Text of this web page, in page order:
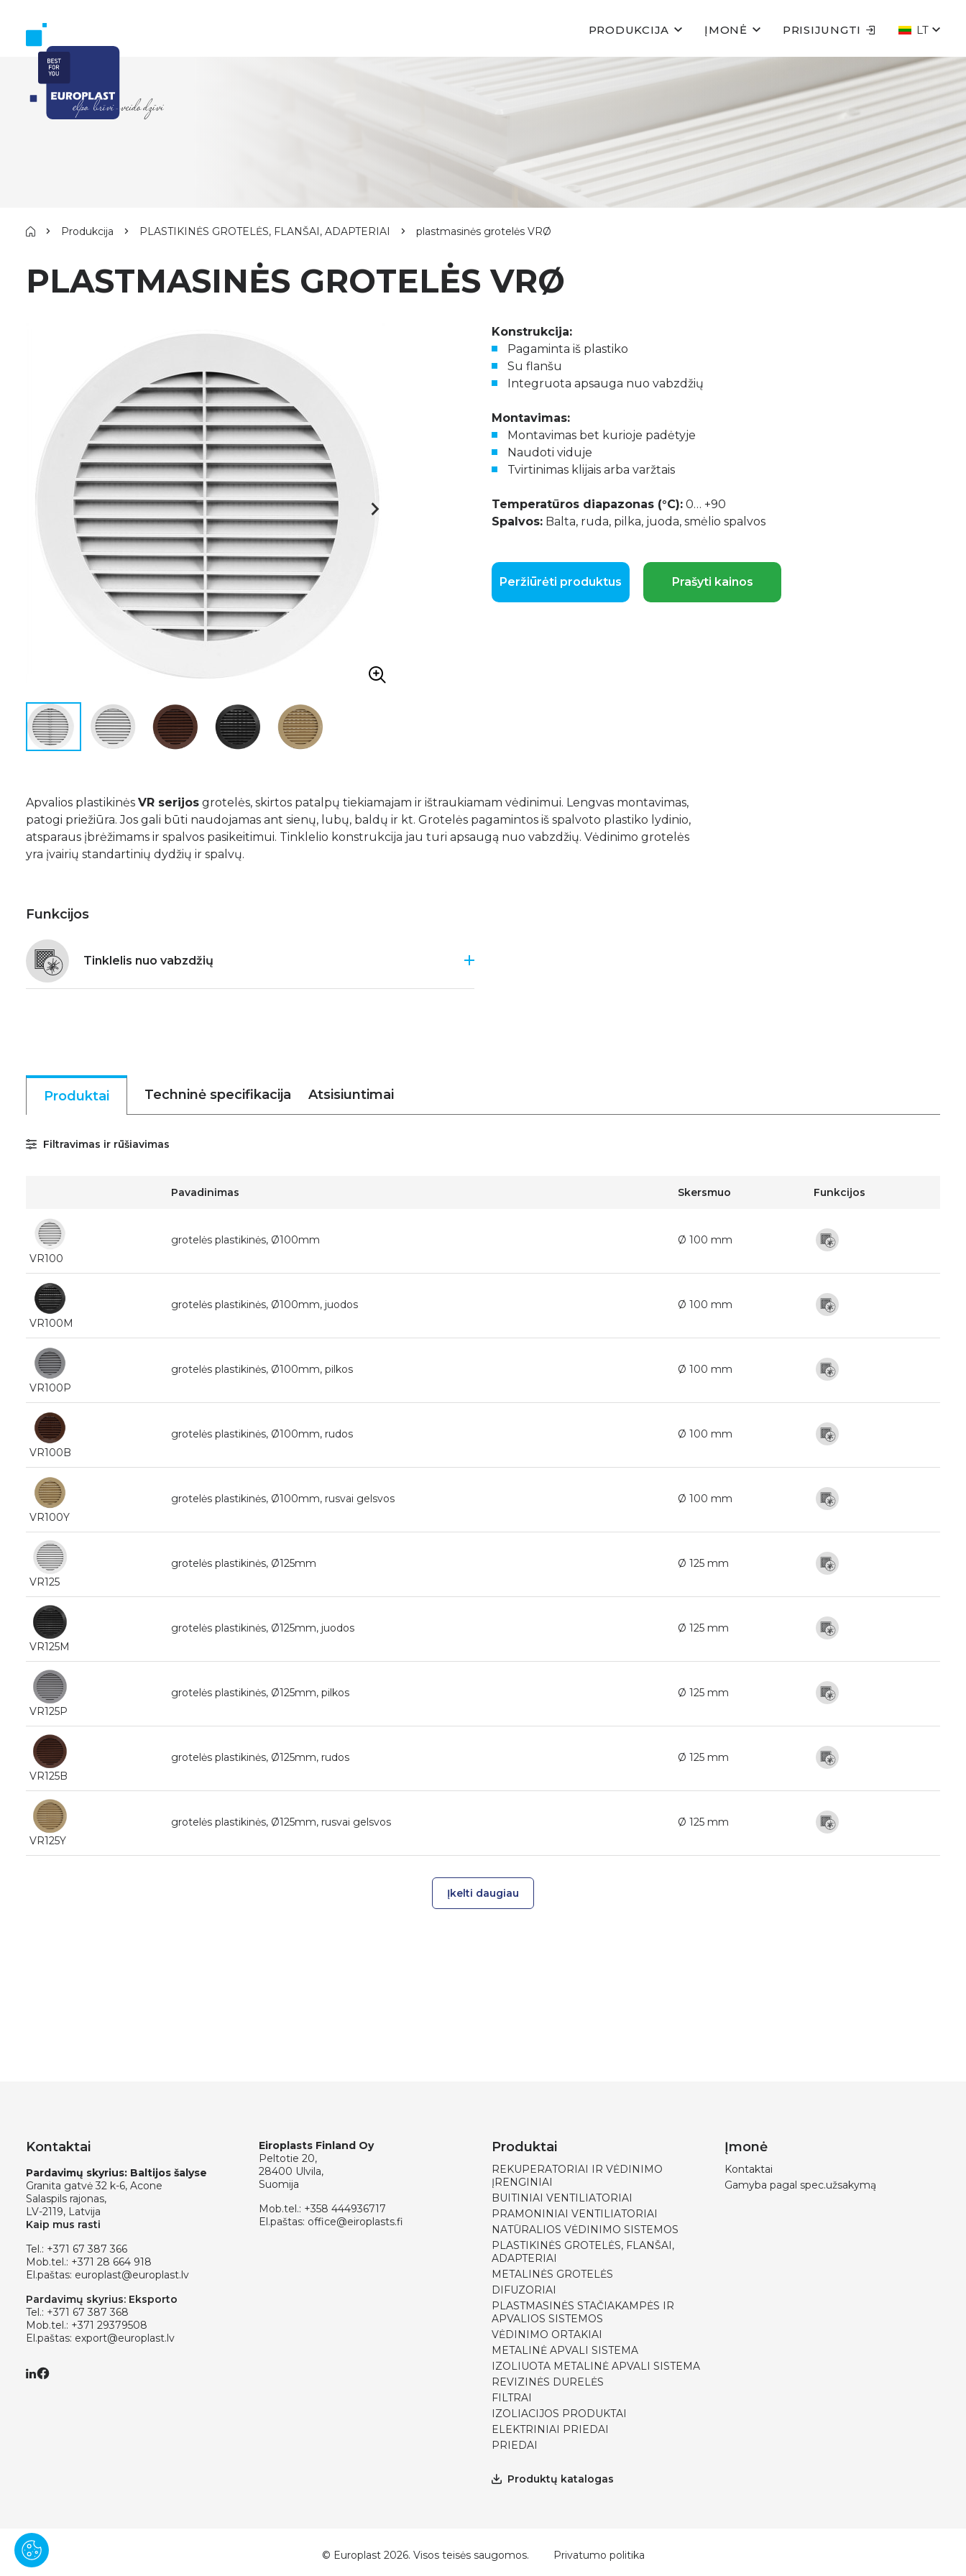
PRODUKCIJA ĮMONĖ PRISIJUNGTI LT
Produkcija PLASTIKINĖS GROTELĖS, FLANŠAI, ADAPTERIAI plastmasinės grotelės VRØ
PLASTMASINĖS GROTELĖS VRØ
Konstrukcija:
Pagaminta iš plastiko
Su flanšu
Integruota apsauga nuo vabzdžių
Montavimas:
Montavimas bet kurioje padėtyje
Naudoti viduje
Tvirtinimas klijais arba varžtais
Temperatūros diapazonas (°С): 0… +90
Spalvos: Balta, ruda, pilka, juoda, smėlio spalvos
Peržiūrėti produktus Prašyti kainos
Apvalios plastikinės VR serijos grotelės, skirtos patalpų tiekiamajam ir ištraukiamam vėdinimui. Lengvas montavimas,
patogi priežiūra. Jos gali būti naudojamas ant sienų, lubų, baldų ir kt. Grotelės pagamintos iš spalvoto plastiko lydinio,
atsparaus įbrėžimams ir spalvos pasikeitimui. Tinklelio konstrukcija jau turi apsaugą nuo vabzdžių. Vėdinimo grotelės
yra įvairių standartinių dydžių ir spalvų.
Funkcijos
Tinklelis nuo vabzdžių
Produktai Techninė specifikacija Atsisiuntimai
Filtravimas ir rūšiavimas
Pavadinimas Skersmuo Funkcijos
VR100
grotelės plastikinės, Ø100mm Ø 100 mm
VR100M
grotelės plastikinės, Ø100mm, juodos Ø 100 mm
VR100P
grotelės plastikinės, Ø100mm, pilkos Ø 100 mm
VR100B
grotelės plastikinės, Ø100mm, rudos Ø 100 mm
VR100Y
grotelės plastikinės, Ø100mm, rusvai gelsvos Ø 100 mm
VR125
grotelės plastikinės, Ø125mm Ø 125 mm
VR125M
grotelės plastikinės, Ø125mm, juodos Ø 125 mm
VR125P
grotelės plastikinės, Ø125mm, pilkos Ø 125 mm
VR125B
grotelės plastikinės, Ø125mm, rudos Ø 125 mm
VR125Y
grotelės plastikinės, Ø125mm, rusvai gelsvos Ø 125 mm
Įkelti daugiau
Kontaktai
Pardavimų skyrius: Baltijos šalyse
Granita gatvė 32 k-6, Acone
Salaspils rajonas,
LV-2119, Latvija
Kaip mus rasti
Tel.: +371 67 387 366
Mob.tel.: +371 28 664 918
El.paštas: europlast@europlast.lv
Pardavimų skyrius: Eksporto
Tel.: +371 67 387 368
Mob.tel.: +371 29379508
El.paštas: export@europlast.lv
Eiroplasts Finland Oy
Peltotie 20,
28400 Ulvila,
Suomija
Mob.tel.: +358 444936717
El.paštas: office@eiroplasts.fi
Produktai
REKUPERATORIAI IR VĖDINIMO
ĮRENGINIAI
BUITINIAI VENTILIATORIAI
PRAMONINIAI VENTILIATORIAI
NATŪRALIOS VĖDINIMO SISTEMOS
PLASTIKINĖS GROTELĖS, FLANŠAI,
ADAPTERIAI
METALINĖS GROTELĖS
DIFUZORIAI
PLASTMASINĖS STAČIAKAMPĖS IR
APVALIOS SISTEMOS
VĖDINIMO ORTAKIAI
METALINĖ APVALI SISTEMA
IZOLIUOTA METALINĖ APVALI SISTEMA
REVIZINĖS DURELĖS
FILTRAI
IZOLIACIJOS PRODUKTAI
ELEKTRINIAI PRIEDAI
PRIEDAI
Produktų katalogas
Įmonė
Kontaktai
Gamyba pagal spec.užsakymą
© Europlast 2026. Visos teisės saugomos. Privatumo politika